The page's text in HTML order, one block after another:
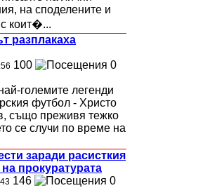
на споделените и
коит�...
разплакаха
100 0
големите легенди
футбол - Христо
също преживя тежко
се случи по време на
заради расисткия
прокуратурата
146 0